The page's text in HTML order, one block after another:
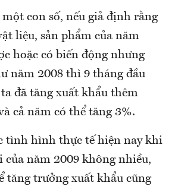
con số, nếu giả định rằng
liệu, sản phẩm của năm
hoặc có biến động nhưng
năm 2008 thì 9 tháng đầu
đã tăng xuất khẩu thêm
cả năm có thể tăng 3%.
tình hình thực tế hiện nay khi
năm 2009 không nhiều,
tăng trưởng xuất khẩu cũng